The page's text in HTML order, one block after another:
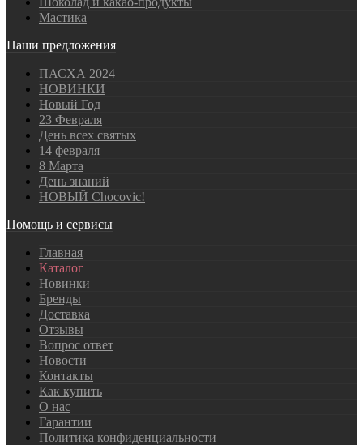
Мастика
Наши предложения
ПАСХА 2024
НОВИНКИ
Новый Год
23 Февраля
День всех святых
14 февраля
8 Марта
День знаний
НОВЫЙ Chocovic!
Помощь и сервисы
Главная
Каталог
Новинки
Бренды
Доставка
Отзывы
Вопрос ответ
Новости
Контакты
Как купить
О нас
Гарантии
Политика конфиденциальности